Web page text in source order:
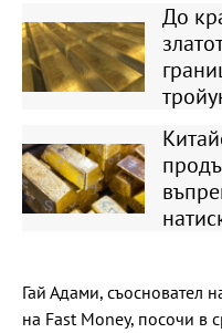
До
Гай Адами, съосновател
на Fast Money, посочи в